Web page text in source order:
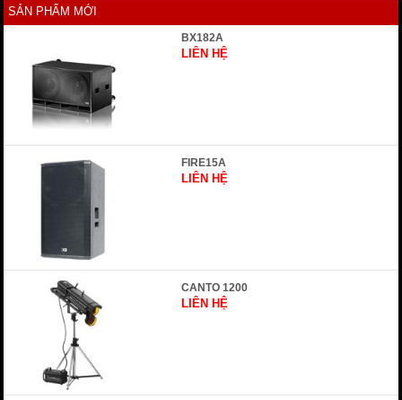
SẢN PHẨM MỚI
BX182A
LIÊN HỆ
FIRE15A
LIÊN HỆ
CANTO 1200
LIÊN HỆ